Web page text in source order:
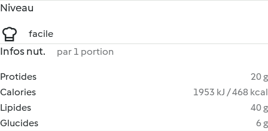
Niveau
facile
Infos nut. par 1 portion
Protides
20 g
Calories
1953 kJ / 468 kcal
Lipides
40 g
Glucides
6 g